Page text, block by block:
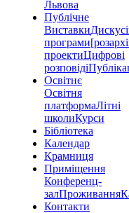
Львова
Публічне
Виставки
програми
проектиЦифрові
розповіді
Освітнє
Освітня
платформаЛітні
школиКурси
Бібліотека
Календар
Крамниця
Приміщення
Конференц-
залПроживання
Контакти